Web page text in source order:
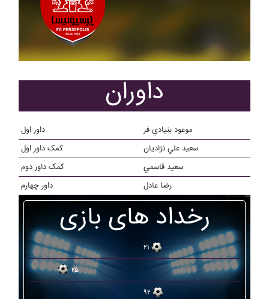
داوران
داور اول
موعود بنيادي فر
کمک داور اول
سعيد علي نژاديان
کمک داور دوم
سعيد قاسمي
داور چهارم
رضا عادل
رخداد های بازی
۲۱
۲۵
۹۲